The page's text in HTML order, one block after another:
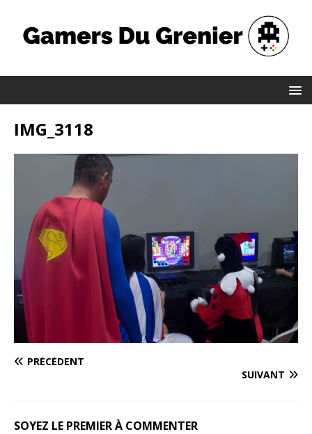
IMG_3118
PRÉCÉDENT
SUIVANT
SOYEZ LE PREMIER À COMMENTER